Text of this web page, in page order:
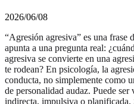
2026/06/08
“Agresión agresiva” es una frase
apunta a una pregunta real:
agresiva se convierte en una
te rodean? En psicología, la
conducta, no simplemente como
de personalidad audaz. Puede
indirecta, impulsiva o planificada.